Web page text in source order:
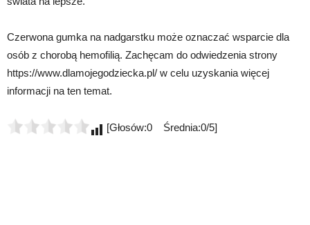
Czerwona gumka na nadgarstku może oznaczać wsparcie dla
osób z chorobą hemofilią. Zachęcam do odwiedzenia strony
https://www.dlamojegodziecka.pl/ w celu uzyskania więcej
informacji na ten temat.
[Głosów:0 Średnia:0/5]